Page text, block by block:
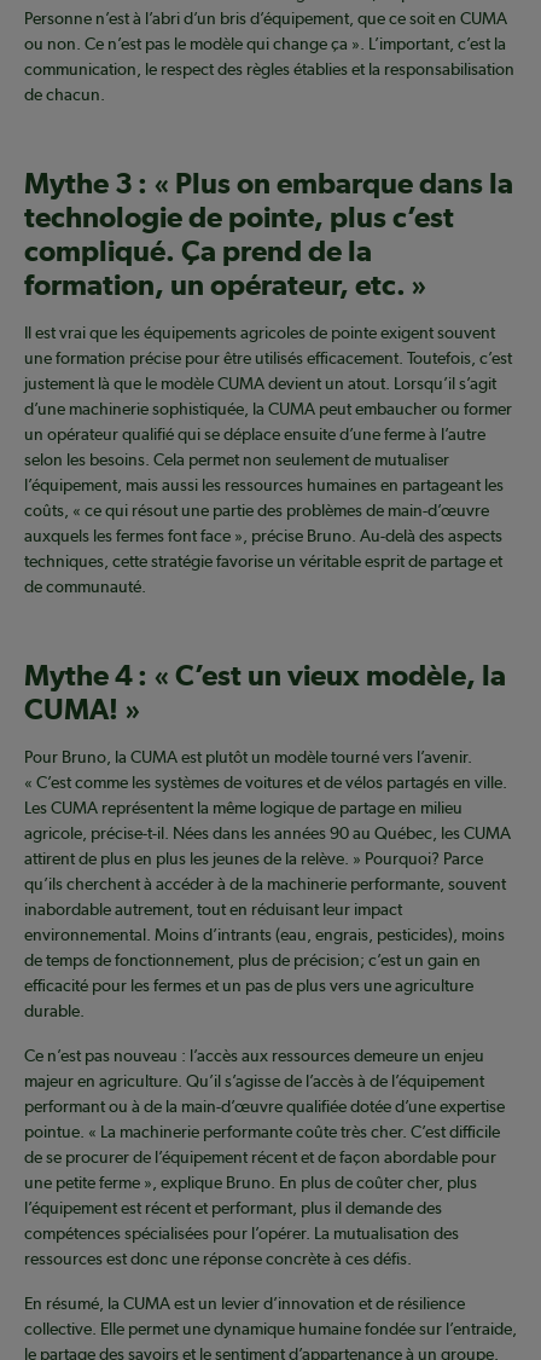
Personne n’est à l’abri d’un bris d’équipement, que ce soit en CUMA
ou non. Ce n’est pas le modèle qui change ça ». L’important, c’est la
communication, le respect des règles établies et la responsabilisation
de chacun.
Mythe 3 : « Plus on embarque dans la
technologie de pointe, plus c’est
compliqué. Ça prend de la
formation, un opérateur, etc. »
Il est vrai que les équipements agricoles de pointe exigent souvent
une formation précise pour être utilisés efficacement. Toutefois, c’est
justement là que le modèle CUMA devient un atout. Lorsqu’il s’agit
d’une machinerie sophistiquée, la CUMA peut embaucher ou former
un opérateur qualifié qui se déplace ensuite d’une ferme à l’autre
selon les besoins. Cela permet non seulement de mutualiser
l’équipement, mais aussi les ressources humaines en partageant les
coûts, « ce qui résout une partie des problèmes de main-d’œuvre
auxquels les fermes font face », précise Bruno. Au-delà des aspects
techniques, cette stratégie favorise un véritable esprit de partage et
de communauté.
Mythe 4 : « C’est un vieux modèle, la
CUMA! »
Pour Bruno, la CUMA est plutôt un modèle tourné vers l’avenir.
« C’est comme les systèmes de voitures et de vélos partagés en ville.
Les CUMA représentent la même logique de partage en milieu
agricole, précise-t-il. Nées dans les années 90 au Québec, les CUMA
attirent de plus en plus les jeunes de la relève. » Pourquoi? Parce
qu’ils cherchent à accéder à de la machinerie performante, souvent
inabordable autrement, tout en réduisant leur impact
environnemental. Moins d’intrants (eau, engrais, pesticides), moins
de temps de fonctionnement, plus de précision; c’est un gain en
efficacité pour les fermes et un pas de plus vers une agriculture
durable.
Ce n’est pas nouveau : l’accès aux ressources demeure un enjeu
majeur en agriculture. Qu’il s’agisse de l’accès à de l’équipement
performant ou à de la main-d’œuvre qualifiée dotée d’une expertise
pointue. « La machinerie performante coûte très cher. C’est difficile
de se procurer de l’équipement récent et de façon abordable pour
une petite ferme », explique Bruno. En plus de coûter cher, plus
l’équipement est récent et performant, plus il demande des
compétences spécialisées pour l’opérer. La mutualisation des
ressources est donc une réponse concrète à ces défis.
En résumé, la CUMA est un levier d’innovation et de résilience
collective. Elle permet une dynamique humaine fondée sur l’entraide,
le partage des savoirs et le sentiment d’appartenance à un groupe.